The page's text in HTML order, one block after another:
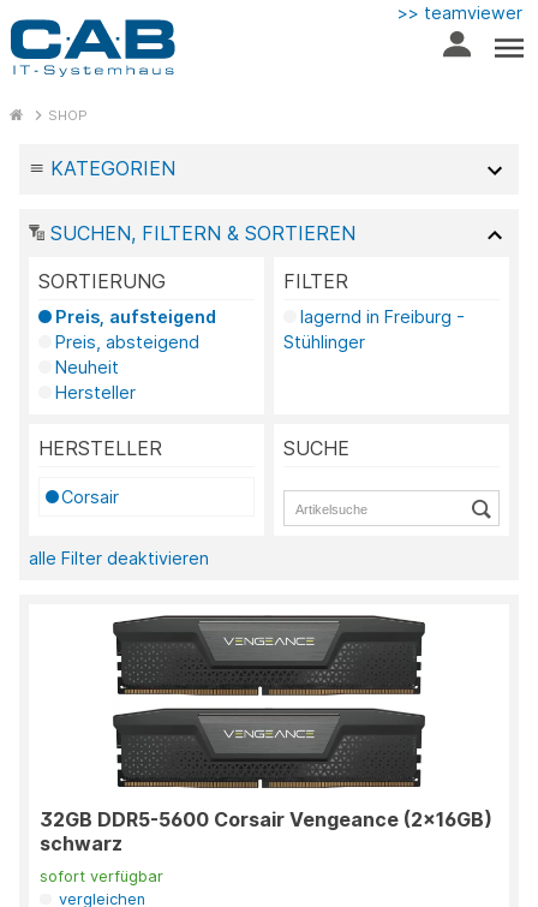
>> teamviewer
SHOP
KATEGORIEN
SUCHEN, FILTERN & SORTIEREN
SORTIERUNG
Preis, aufsteigend
Preis, absteigend
Neuheit
Hersteller
FILTER
lagernd in Freiburg -
Stühlinger
HERSTELLER
Corsair
SUCHE
alle Filter deaktivieren
32GB DDR5-5600 Corsair Vengeance (2x16GB)
schwarz
sofort verfügbar
vergleichen